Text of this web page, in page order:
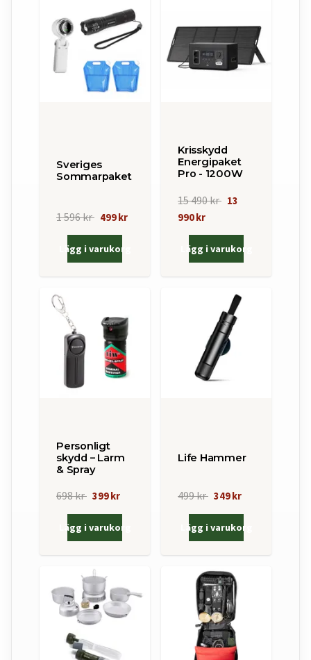
Sveriges
Sommarpaket
1 596 kr 499 kr
Lägg i varukorg
Krisskydd
Energipaket
Pro - 1200W
15 490 kr 13
990 kr
Lägg i varukorg
Personligt
skydd – Larm
& Spray
698 kr 399 kr
Lägg i varukorg
Life Hammer
499 kr 349 kr
Lägg i varukorg